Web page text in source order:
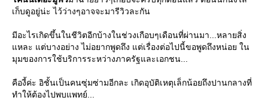
เก็บดูอยู่น่ะ ไว้ว่างๆอาจจะมารีวิวละกัน
มีอะไรเกิดขึ้นในชีวิตอีกบ้างในช่วงเกือบๆเดือนที่ผ่านมา...หลายสิ่ง
หละ แต่บางอย่าง ไม่อยากพูดถึง แต่เรื่องต่อไปนี้ขอพูดถึงหน่อย ใน
มุมของการใช้บริการระหว่างภาครัฐและเอกชน...
คืองี้ค่ะ อิชั้นเป็นคนซุ่มซ่ามอีกละ เกิดอุบัติเหตุเล็กน้อยถึงปานกลางที่
ทำให้ต้องไปพบแพทย์...